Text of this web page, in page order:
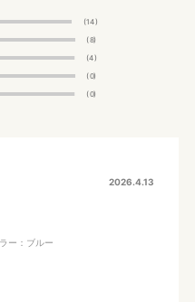
(14)
(8)
(4)
(0)
(0)
2026.4.13
ー：ブルー